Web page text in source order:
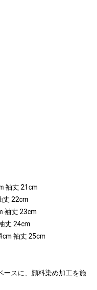
袖丈 21cm
丈 22cm
袖丈 23cm
丈 24cm
袖丈 25cm
ースに、顔料染め加工を施